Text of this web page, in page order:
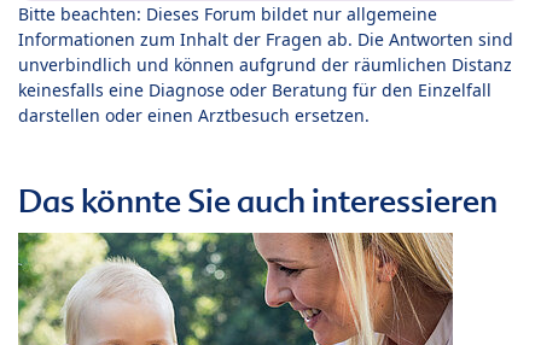
Bitte beachten: Dieses Forum bildet nur allgemeine
Informationen zum Inhalt der Fragen ab. Die Antworten sind
unverbindlich und können aufgrund der räumlichen Distanz
keinesfalls eine Diagnose oder Beratung für den Einzelfall
darstellen oder einen Arztbesuch ersetzen.
Das könnte Sie auch interessieren